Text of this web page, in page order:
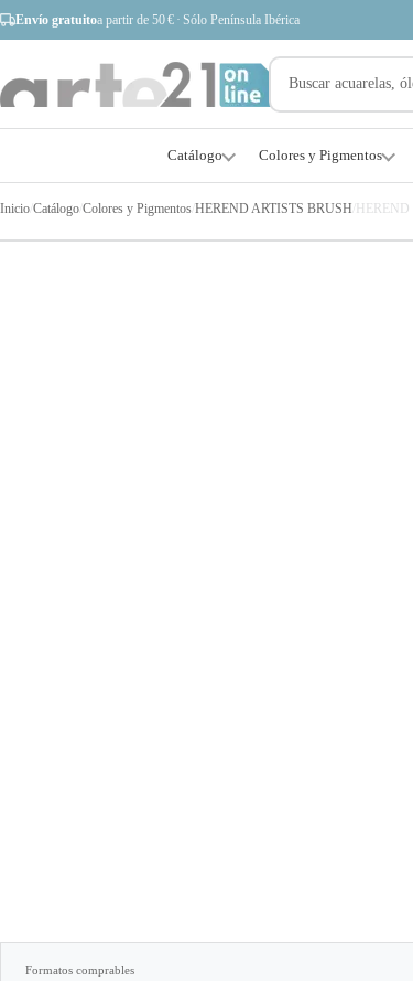
Envío gratuitoa partir de 50 € · Sólo Península Ibérica
Catálogo Colores y Pigmentos
Inicio Catálogo Colores y Pigmentos HEREND ARTISTS BRUSH
Formatos comprables